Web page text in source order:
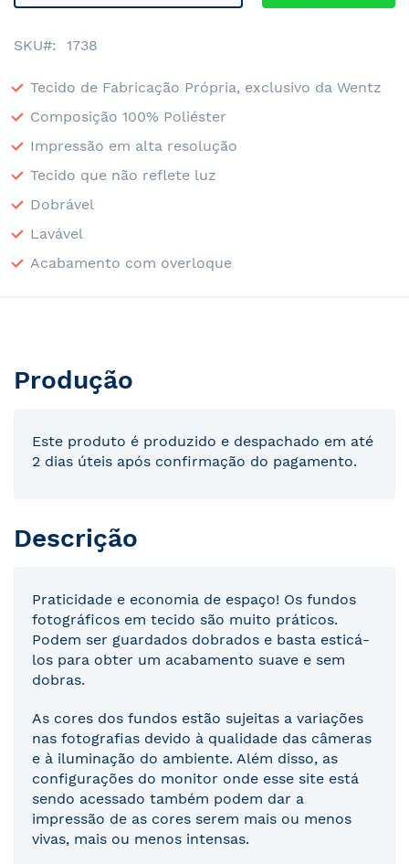
SKU 1738
Tecido de Fabricação Própria, exclusivo da Wentz
Composição 100% Poliéster
Impressão em alta resolução
Tecido que não reflete luz
Dobrável
Lavável
Acabamento com overloque
Produção
Este produto é produzido e despachado em até
2 dias úteis após confirmação do pagamento.
Descrição
Praticidade e economia de espaço! Os fundos
fotográficos em tecido são muito práticos.
Podem ser guardados dobrados e basta esticá-
los para obter um acabamento suave e sem
dobras.
As cores dos fundos estão sujeitas a variações
nas fotografias devido à qualidade das câmeras
e à iluminação do ambiente. Além disso, as
configurações do monitor onde esse site está
sendo acessado também podem dar a
impressão de as cores serem mais ou menos
vivas, mais ou menos intensas.